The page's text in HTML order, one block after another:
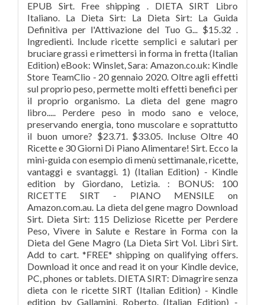
EPUB Sirt. Free shipping . DIETA SIRT Libro
Italiano. La Dieta Sirt: La Dieta Sirt: La Guida
Definitiva per l'Attivazione del Tuo G... $15.32 .
Ingredienti. Include ricette semplici e salutari per
bruciare grassi e rimettersi in forma in fretta (Italian
Edition) eBook: Winslet, Sara: Amazon.co.uk: Kindle
Store TeamClio - 20 gennaio 2020. Oltre agli effetti
sul proprio peso, permette molti effetti benefici per
il proprio organismo. La dieta del gene magro
libro..... Perdere peso in modo sano e veloce,
preservando energia, tono muscolare e soprattutto
il buon umore? $23.71. $33.05. Incluse Oltre 40
Ricette e 30 Giorni Di Piano Alimentare! Sirt. Ecco la
mini-guida con esempio di menù settimanale, ricette,
vantaggi e svantaggi. 1) (Italian Edition) - Kindle
edition by Giordano, Letizia. : BONUS: 100
RICETTE SIRT - PIANO MENSILE on
Amazon.com.au. La dieta del gene magro Download
Sirt. Dieta Sirt: 115 Deliziose Ricette per Perdere
Peso, Vivere in Salute e Restare in Forma con la
Dieta del Gene Magro (La Dieta Sirt Vol. Libri Sirt.
Add to cart. *FREE* shipping on qualifying offers.
Download it once and read it on your Kindle device,
PC, phones or tablets. DIETA SIRT: Dimagrire senza
dieta con le ricette SIRT (Italian Edition) - Kindle
edition by Gallamini, Roberto. (Italian Edition) -